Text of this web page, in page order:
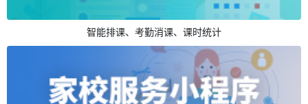
智能排课、考勤消课、课时统计